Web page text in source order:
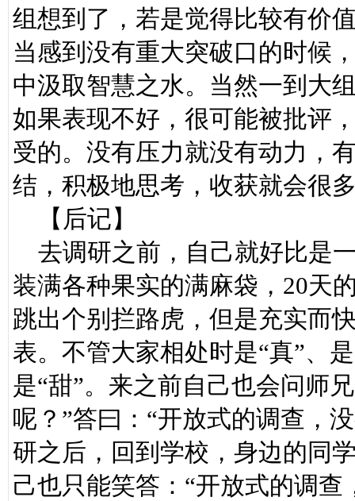
组想到了，若是觉得比较有价
当感到没有重大突破口的时候
中汲取智慧之水。当然一到大
如果表现不好，很可能被批评
受的。没有压力就没有动力，
结，积极地思考，收获就会很
【后记】
去调研之前，自己就好比是
装满各种果实的满麻袋，20天
跳出个别拦路虎，但是充实而
表。不管大家相处时是“真”、
是“甜”。来之前自己也会问师
呢？”答曰：“开放式的调查，
研之后，回到学校，身边的同
己也只能笑答：“开放式的调